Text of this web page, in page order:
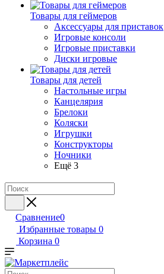
Товары для геймеров
Аксессуары для приставок
Игровые консоли
Игровые приставки
Диски игровые
Товары для детей
Настольные игры
Канцелярия
Брелоки
Коляски
Игрушки
Конструкторы
Ночники
Ещё 3
Сравнение0
Избранные товары 0
Корзина 0